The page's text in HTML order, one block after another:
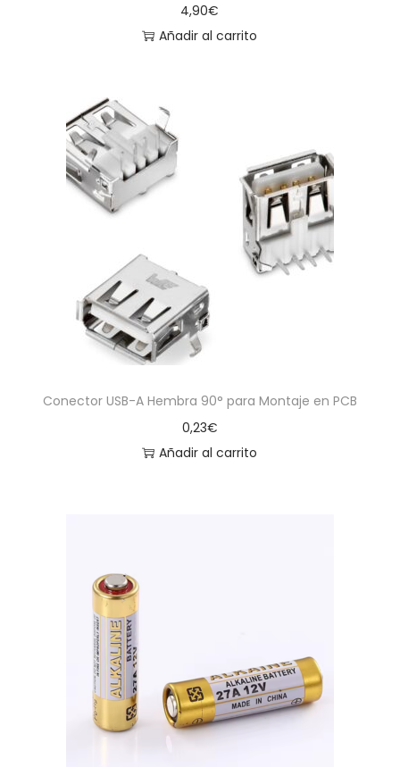
4,90€
Añadir al carrito
Conector USB-A Hembra 90° para Montaje en PCB
0,23€
Añadir al carrito